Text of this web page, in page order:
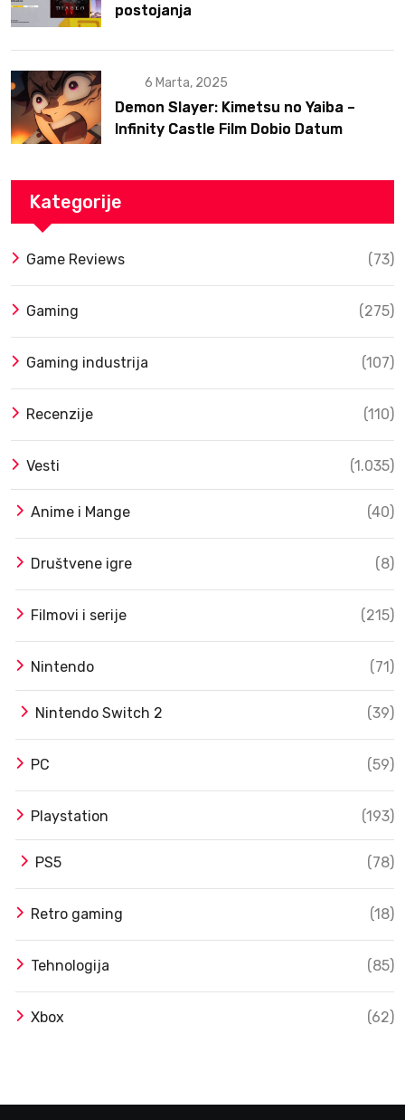
postojanja
6 Marta, 2025
Demon Slayer: Kimetsu no Yaiba –
Infinity Castle Film Dobio Datum
Kategorije
Game Reviews (73)
Gaming (275)
Gaming industrija (107)
Recenzije (110)
Vesti (1.035)
Anime i Mange (40)
Društvene igre (8)
Filmovi i serije (215)
Nintendo (71)
Nintendo Switch 2 (39)
PC (59)
Playstation (193)
PS5 (78)
Retro gaming (18)
Tehnologija (85)
Xbox (62)